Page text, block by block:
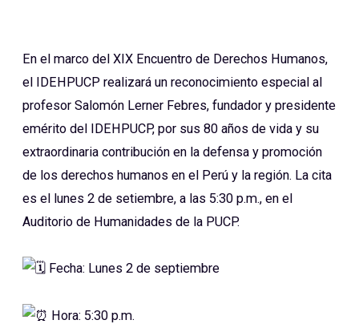
En el marco del XIX Encuentro de Derechos Humanos,
el IDEHPUCP realizará un reconocimiento especial al
profesor Salomón Lerner Febres, fundador y presidente
emérito del IDEHPUCP, por sus 80 años de vida y su
extraordinaria contribución en la defensa y promoción
de los derechos humanos en el Perú y la región. La cita
es el lunes 2 de setiembre, a las 5:30 p.m., en el
Auditorio de Humanidades de la PUCP.
Fecha: Lunes 2 de septiembre
Hora: 5:30 p.m.